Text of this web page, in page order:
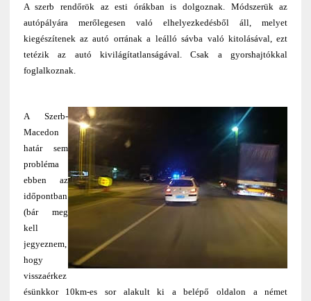
A szerb rendőrök az esti órákban is dolgoznak. Módszerük az
autópályára merőlegesen való elhelyezkedésből áll, melyet
kiegészítenek az autó orrának a leálló sávba való kitolásával, ezt
tetézik az autó kivilágítatlanságával. Csak a gyorshajtókkal
foglalkoznak.
A Szerb-
Macedon
határ sem
probléma
ebben az
időpontban
(bár meg
kell
jegyeznem,
hogy
visszaérkez
ésünkkor 10km-es sor alakult ki a belépő oldalon a német